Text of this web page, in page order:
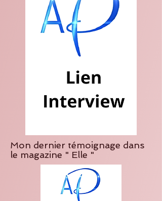
Mon dernier témoignage dans
le magazine " Elle "